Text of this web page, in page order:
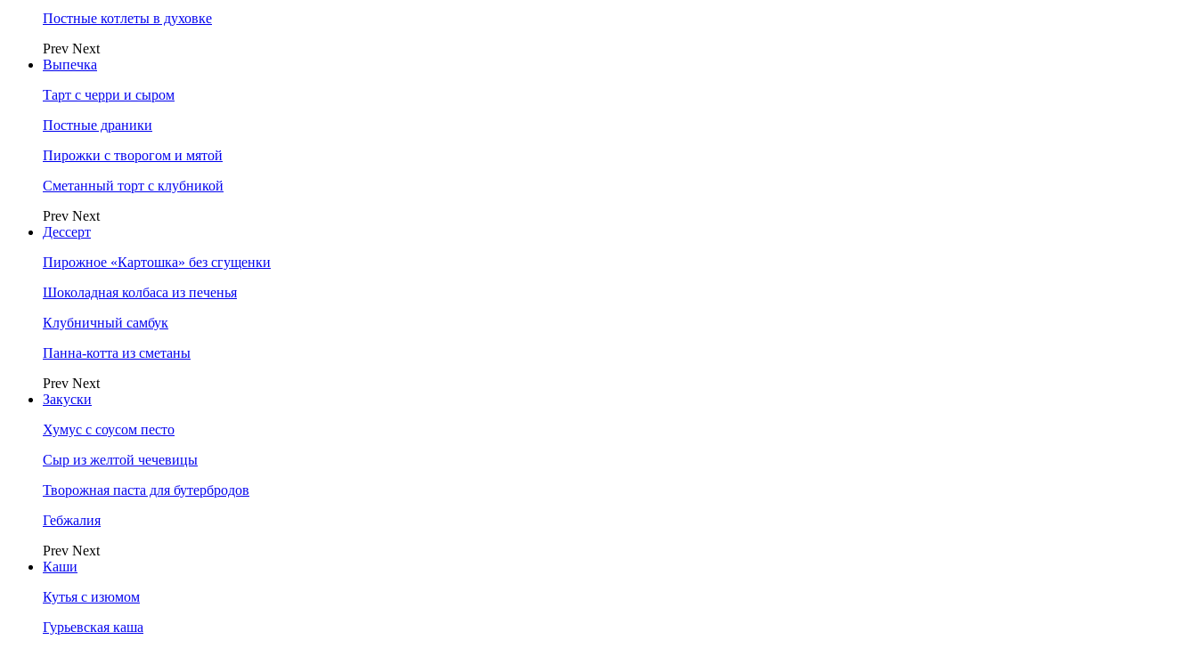
Постные котлеты в духовке
Prev Next
Выпечка
Тарт с черри и сыром
Постные драники
Пирожки с творогом и мятой
Сметанный торт с клубникой
Prev Next
Дессерт
Пирожное «Картошка» без сгущенки
Шоколадная колбаса из печенья
Клубничный самбук
Панна-котта из сметаны
Prev Next
Закуски
Хумус с соусом песто
Сыр из желтой чечевицы
Творожная паста для бутербродов
Гебжалия
Prev Next
Каши
Кутья с изюмом
Гурьевская каша